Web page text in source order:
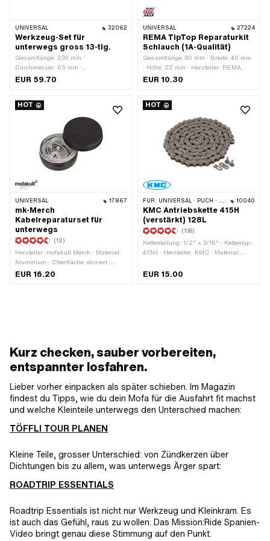
UNIVERSAL 32062
Werkzeug-Set für
unterwegs gross 13-tlg.
Gesamtlänge: 230 mm ·
Durchmesser: 65 mm ·
Aufbewahrungsart: Tasche · Material:
Oberfläche: verchromt · Oberfläche:
verzinkt (blau) · Anzahl Bestandteile:
EUR 59.70
UNIVERSAL 27224
REMA TipTop Reparaturkit
Schlauch (1A-Qualität)
Gesamtlänge: 80 mm · Breite: 40 mm
· Höhe: 22 mm · Hersteller: REMA
TipTop · Anwendungsbereich:
EUR 10.30
HOT
UNIVERSAL 17867
mk-Merch
Kabelreparaturset für
unterwegs
(12)
Hersteller: mofakult Merch · Material:
Aluminium · Oberfläche: eloxiert ·
Anwendungsbereich: Strasseneinsatz
EUR 16.20
HOT
FÜR: UNIVERSAL · PUCH · SACHS · PONY / CILO (BETA 521 & 512) · ZÜNDAPP BELMONDO · TOMOS · BYE BIKE · ALPA CHOPPER / TURBO · CILO 10040
KMC Antriebskette 415H
(verstärkt) 128L
(138)
Kettenteilung: 1/2" x 3/16" · Kettentyp:
415H · Hersteller: KMC · Material:
Kettenglieder: 128 Stk. · Oberfläche:
EUR 15.00
Kurz checken, sauber vorbereiten,
entspannter losfahren.
Lieber vorher einpacken als später schieben. Im Magazin
findest du Tipps, wie du dein Mofa für die Ausfahrt fit machst
und welche Kleinteile unterwegs den Unterschied machen:
TÖFFLI TOUR PLANEN
Kleine Teile, grosser Unterschied: von Zündkerzen über
Dichtungen bis zu allem, was unterwegs Ärger spart:
ROADTRIP ESSENTIALS
Roadtrip Essentials ist nicht nur Werkzeug und Kleinkram. Es
ist auch das Gefühl, raus zu wollen. Das Mission:Ride Spanien-
Video bringt genau diese Stimmung auf den Punkt.